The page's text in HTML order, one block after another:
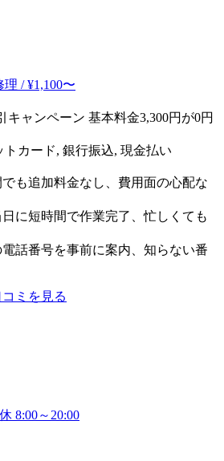
理 / ¥1,100〜
キャンペーン 基本料金3,300円が0円
トカード, 銀行振込, 現金払い
も追加料金なし、費用面の心配な
に短時間で作業完了、忙しくても
話番号を事前に案内、知らない番
コミを見る
8:00～20:00